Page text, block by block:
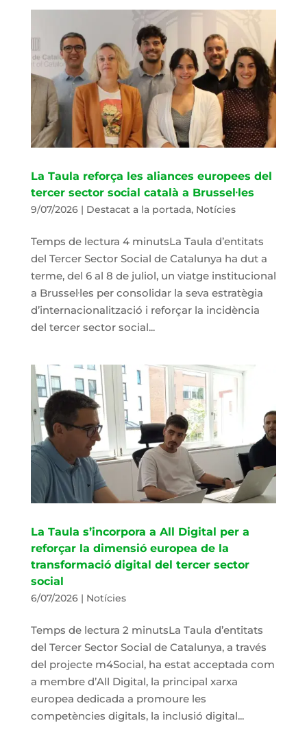
La Taula reforça les aliances europees del
tercer sector social català a Brussel·les
9/07/2026| Destacat a la portada, Notícies
Temps de lectura 4 minutsLa Taula d’entitats
del Tercer Sector Social de Catalunya ha dut a
terme, del 6 al 8 de juliol, un viatge institucional
a Brussel·les per consolidar la seva estratègia
d’internacionalització i reforçar la incidència
del tercer sector social...
La Taula s’incorpora a All Digital per a
reforçar la dimensió europea de la
transformació digital del tercer sector
social
6/07/2026| Notícies
Temps de lectura 2 minutsLa Taula d’entitats
del Tercer Sector Social de Catalunya, a través
del projecte m4Social, ha estat acceptada com
a membre d’All Digital, la principal xarxa
europea dedicada a promoure les
competències digitals, la inclusió digital...